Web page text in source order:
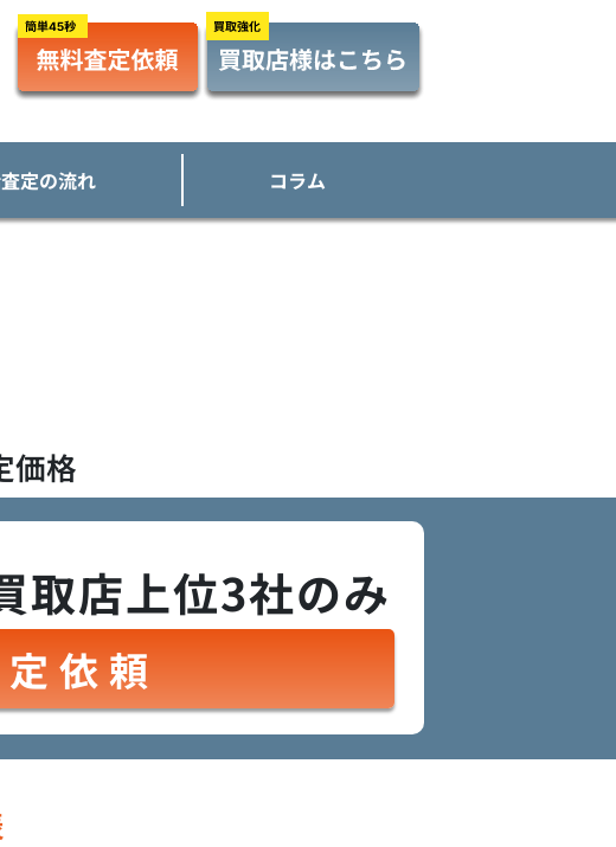
定の流れ コラム
価格
取店上位3社のみ
依頼